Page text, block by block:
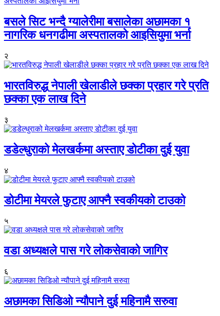
बसले सिट भन्दै ग्यालेरीमा बसालेका अछामका १
नागरिक धनगढीमा अस्पतालको आइसियुमा भर्ना
२
भारतविरुद्ध नेपाली खेलाडीले छक्का प्रहार गरे प्रति
छक्का एक लाख दिने
३
डडेल्धुराको मेलखर्कमा अस्ताए डोटीका दुई युवा
४
डोटीमा मेयरले फुटाए आफ्नै स्वकीयको टाउको
५
वडा अध्यक्षले पास गरे लोकसेवाको जागिर
६
अछामका सिडिओ न्यौपाने दुई महिनामै सरुवा